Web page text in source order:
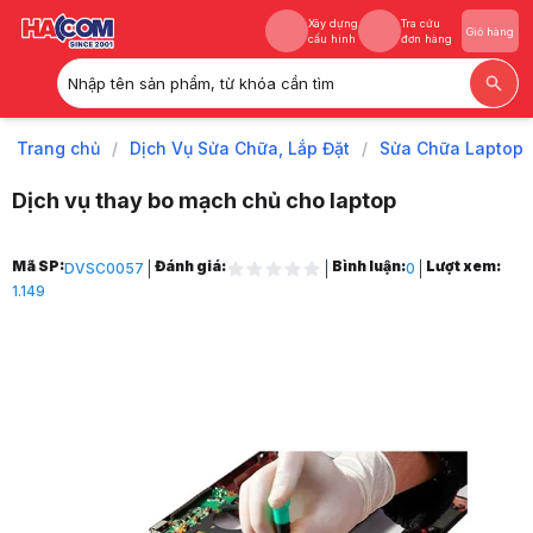
Xây dựng
cấu hình
Tra cứu
đơn hàng
Giỏ hàng
Nhập tên sản phẩm, từ khóa cần tìm
Xây dựng
Tra cứu
Trang chủ / Dịch Vụ Sửa Chữa, Lắp Đặt / Sửa Chữa Laptop
Dịch vụ thay bo mạch chủ cho laptop
Trang chủ
1
Hình ảnh và video sản phẩm
Dịch vụ thay bo mạch chủ cho laptop
Mã SP:DVSC0057 Đánh giá: Bình luận:0
Lượt xem:
1.149